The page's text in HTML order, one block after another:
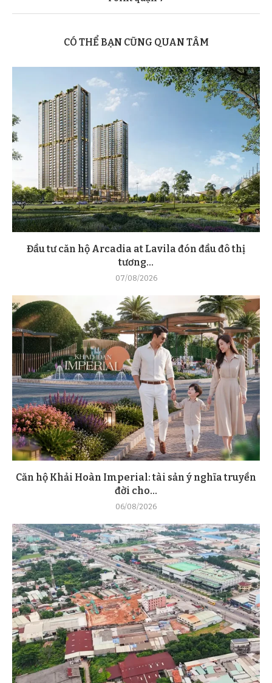
CÓ THỂ BẠN CŨNG QUAN TÂM
Đầu tư căn hộ Arcadia at Lavila đón đầu đô thị
tương...
07/08/2026
Căn hộ Khải Hoàn Imperial: tài sản ý nghĩa truyền
đời cho...
06/08/2026